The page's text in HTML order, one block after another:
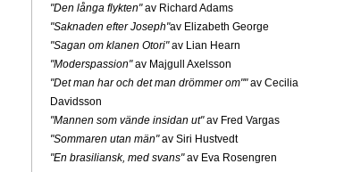
"Den långa flykten"av Richard Adams
"Saknaden efter Joseph"av Elizabeth George
"Sagan om klanen Otori"av Lian Hearn
"Moderspassion"av Majgull Axelsson
"Det man har och det man drömmer om""av Cecilia
Davidsson
"Mannen som vände insidan ut"av Fred Vargas
"Sommaren utan män"av Siri Hustvedt
"En brasiliansk, med svans"av Eva Rosengren